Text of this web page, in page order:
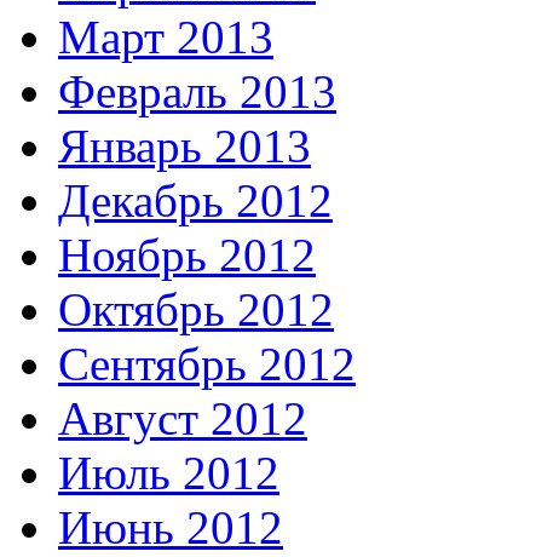
Март 2013
Февраль 2013
Январь 2013
Декабрь 2012
Ноябрь 2012
Октябрь 2012
Сентябрь 2012
Август 2012
Июль 2012
Июнь 2012